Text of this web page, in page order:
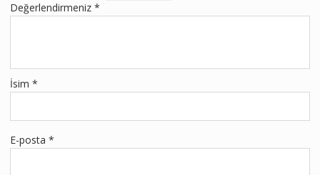
Değerlendirmeniz *
İsim *
E-posta *